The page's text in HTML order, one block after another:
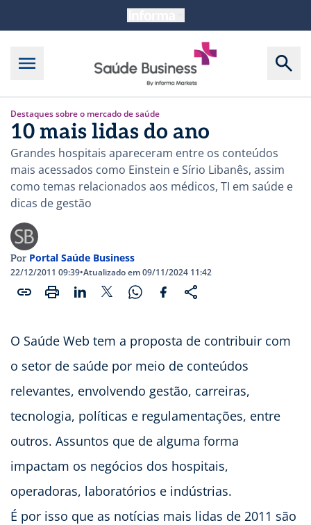
Destaques sobre o mercado de saúde
10 mais lidas do ano
Grandes hospitais apareceram entre os conteúdos
mais acessados como Einstein e Sírio Libanês, assim
como temas relacionados aos médicos, TI em saúde e
dicas de gestão
Por Portal Saúde Business
22/12/2011 09:39•Atualizado em 09/11/2024 11:42
O Saúde Web tem a proposta de contribuir com
o setor de saúde por meio de conteúdos
relevantes, envolvendo gestão, carreiras,
tecnologia, políticas e regulamentações, entre
outros. Assuntos que de alguma forma
impactam os negócios dos hospitais,
operadoras, laboratórios e indústrias.
É por isso que as notícias mais lidas de 2011 são